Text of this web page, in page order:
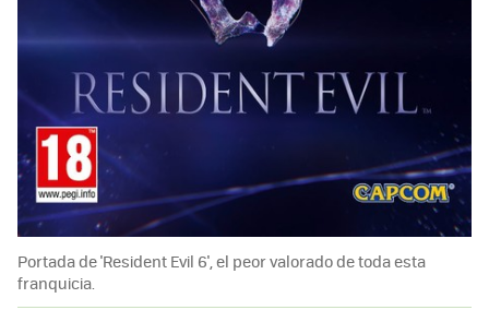
Portada de 'Resident Evil 6', el peor valorado de toda esta
franquicia.